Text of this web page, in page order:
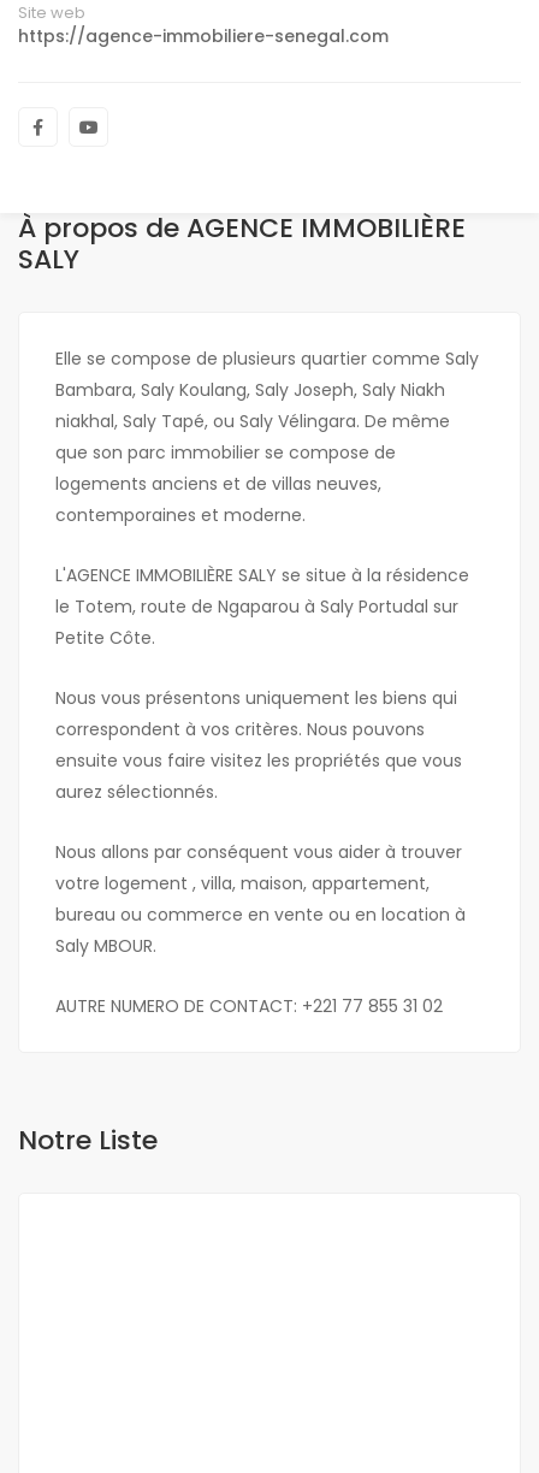
Site web
https://agence-immobiliere-senegal.com
À propos de AGENCE IMMOBILIÈRE
SALY
Elle se compose de plusieurs quartier comme Saly
Bambara, Saly Koulang, Saly Joseph, Saly Niakh
niakhal, Saly Tapé, ou Saly Vélingara. De même
que son parc immobilier se compose de
logements anciens et de villas neuves,
contemporaines et moderne.
L'AGENCE IMMOBILIÈRE SALY se situe à la résidence
le Totem, route de Ngaparou à Saly Portudal sur
Petite Côte.
Nous vous présentons uniquement les biens qui
correspondent à vos critères. Nous pouvons
ensuite vous faire visitez les propriétés que vous
aurez sélectionnés.
Nous allons par conséquent vous aider à trouver
votre logement , villa, maison, appartement,
bureau ou commerce en vente ou en location à
Saly MBOUR.
AUTRE NUMERO DE CONTACT: +221 77 855 31 02
Notre Liste